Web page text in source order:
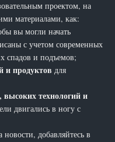
проектом, на
материалами, как:
вы могли начать
с учетом современных
спадов и подъемов;
и продуктов для
технологий и
двигались в ногу с
добавляйтесь в